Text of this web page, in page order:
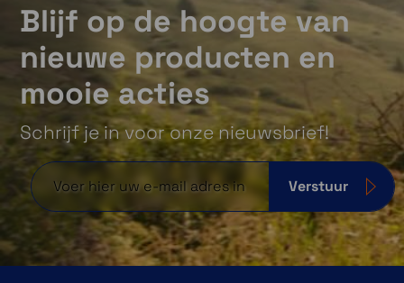
Blijf op de hoogte van
nieuwe producten en
mooie acties
Schrijf je in voor onze nieuwsbrief!
Verstuur